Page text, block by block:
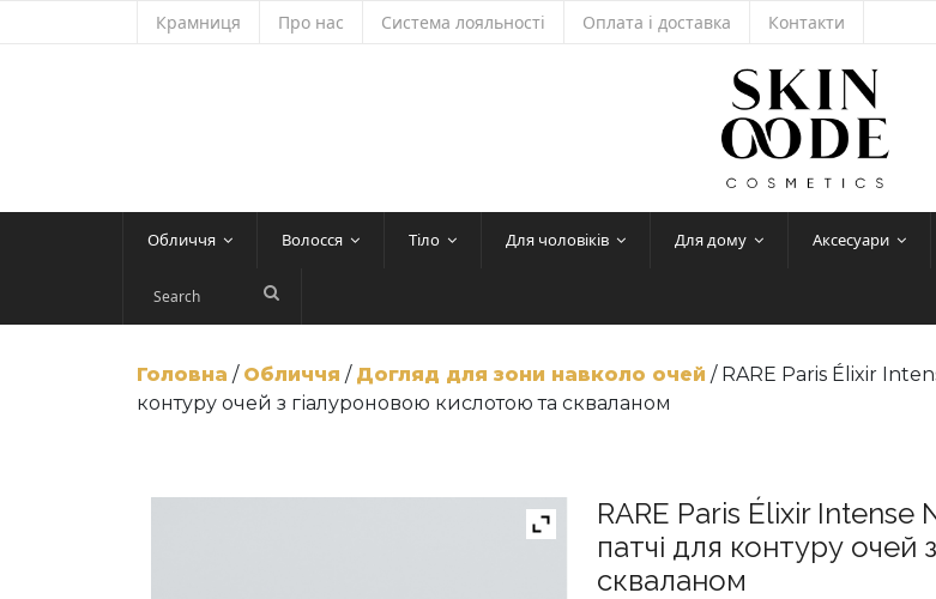
Крамниця Про нас Система лояльності Оплата і доставка Контакти
Обличчя Волосся Тіло Для чоловіків Для дому Аксесуари
Головна / Обличчя / Догляд для зони навколо очей / RARE Paris Élixir
контуру очей з гіалуроновою кислотою та скваланом
RARE Paris Élixir
патчі для контуру
скваланом